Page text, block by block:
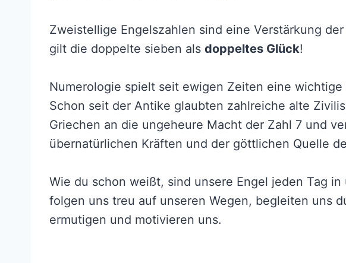
Zweistellige Engelszahlen sind eine Verstärkung
gilt die doppelte sieben als doppeltes Glück!
Numerologie spielt seit ewigen Zeiten eine wichtige
Schon seit der Antike glaubten zahlreiche alte
Griechen an die ungeheure Macht der Zahl 7 und
übernatürlichen Kräften und der göttlichen Quelle
Wie du schon weißt, sind unsere Engel jeden Tag
folgen uns treu auf unseren Wegen, begleiten uns
ermutigen und motivieren uns.